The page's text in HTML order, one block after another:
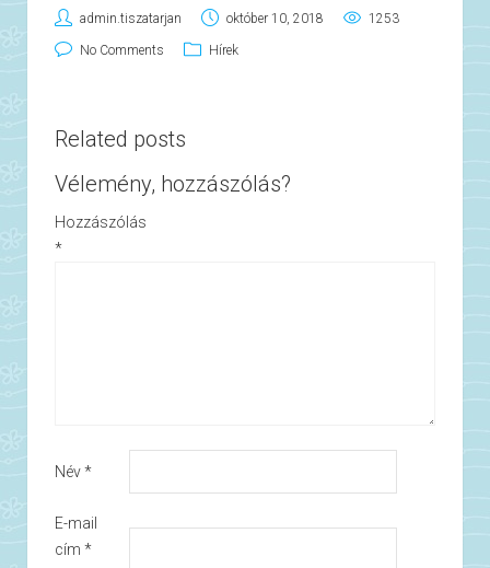
admin.tiszatarjan október 10, 2018 1253
No Comments Hírek
Related posts
Vélemény, hozzászólás?
Hozzászólás
*
Név*
E-mail
cím *